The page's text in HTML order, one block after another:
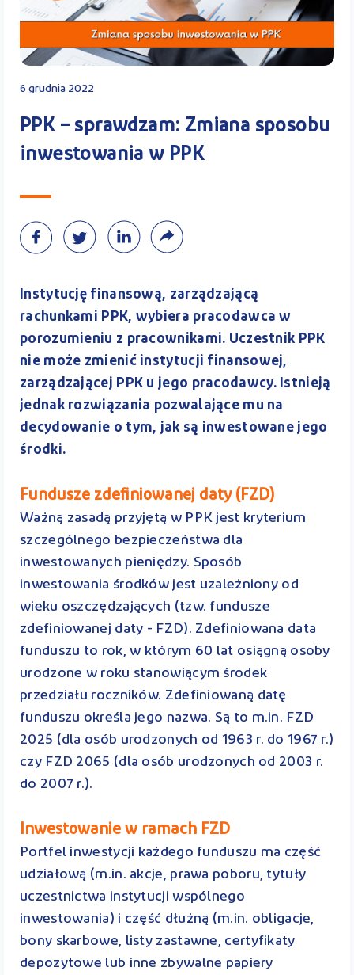
Kontakt
A
6 grudnia 2022
PPK – sprawdzam: Zmiana sposobu
inwestowania w PPK
Instytucję finansową, zarządzającą
rachunkami PPK, wybiera pracodawca w
porozumieniu z pracownikami. Uczestnik PPK
nie może zmienić instytucji finansowej,
zarządzającej PPK u jego pracodawcy. Istnieją
jednak rozwiązania pozwalające mu na
decydowanie o tym, jak są inwestowane jego
środki.
Fundusze zdefiniowanej daty (FZD)
Ważną zasadą przyjętą w PPK jest kryterium
szczególnego bezpieczeństwa dla
inwestowanych pieniędzy. Sposób
inwestowania środków jest uzależniony od
wieku oszczędzających (tzw. fundusze
zdefiniowanej daty - FZD). Zdefiniowana data
funduszu to rok, w którym 60 lat osiągną osoby
urodzone w roku stanowiącym środek
przedziału roczników. Zdefiniowaną datę
funduszu określa jego nazwa. Są to m.in. FZD
2025 (dla osób urodzonych od 1963 r. do 1967 r.)
czy FZD 2065 (dla osób urodzonych od 2003 r.
do 2007 r.).
Inwestowanie w ramach FZD
Portfel inwestycji każdego funduszu ma część
udziałową (m.in. akcje, prawa poboru, tytuły
uczestnictwa instytucji wspólnego
inwestowania) i część dłużną (m.in. obligacje,
bony skarbowe, listy zastawne, certyfikaty
depozytowe lub inne zbywalne papiery